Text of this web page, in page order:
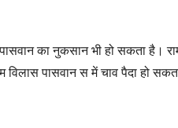
का नुकसान भी हो सकता है।
विलास पासवान स में चाव पैदा हो